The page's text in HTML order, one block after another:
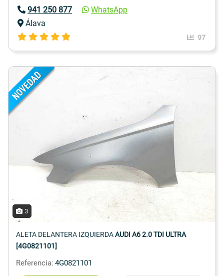
941 250 877
WhatsApp
Álava
97
3
ALETA DELANTERA IZQUIERDAAUDI A6 2.0 TDI ULTRA
[4G0821101]
Referencia: 4G0821101